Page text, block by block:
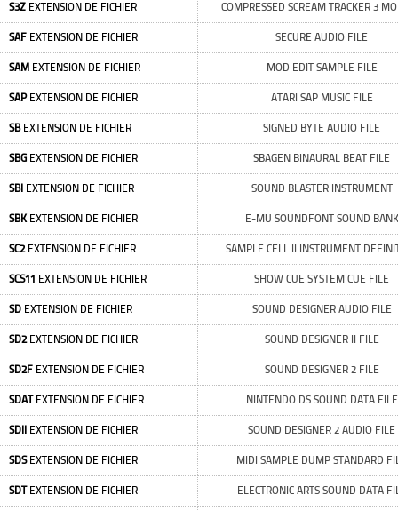
S3Z EXTENSION DE FICHIER COMPRESSED SCREAM TRACKER 3
SAF EXTENSION DE FICHIER SECURE AUDIO FILE
SAM EXTENSION DE FICHIER MOD EDIT SAMPLE FILE
SAPEXTENSION DE FICHIER ATARI SAP MUSIC FILE
SBEXTENSION DE FICHIER SIGNED BYTE AUDIO FILE
SBG EXTENSION DE FICHIER SBAGEN BINAURAL BEAT FILE
SBI EXTENSION DE FICHIER SOUND BLASTER INSTRUMENT
SBKEXTENSION DE FICHIER E-MU SOUNDFONT SOUND BANK
SC2EXTENSION DE FICHIER SAMPLE CELL II INSTRUMENT
SCS11 EXTENSION DE FICHIER SHOW CUE SYSTEM CUE FILE
SD EXTENSION DE FICHIER SOUND DESIGNER AUDIO FILE
SD2EXTENSION DE FICHIER SOUND DESIGNER II FILE
SD2F EXTENSION DE FICHIER SOUND DESIGNER 2 FILE
SDATEXTENSION DE FICHIER NINTENDO DS SOUND DATA FILE
SDII EXTENSION DE FICHIER SOUND DESIGNER 2 AUDIO FILE
SDSEXTENSION DE FICHIER MIDI SAMPLE DUMP STANDARD
SDTEXTENSION DE FICHIER ELECTRONIC ARTS SOUND DATA